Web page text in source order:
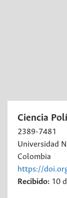
Ciencia
2389-7481
Universidad
Colombia
https://
Recibido: 10